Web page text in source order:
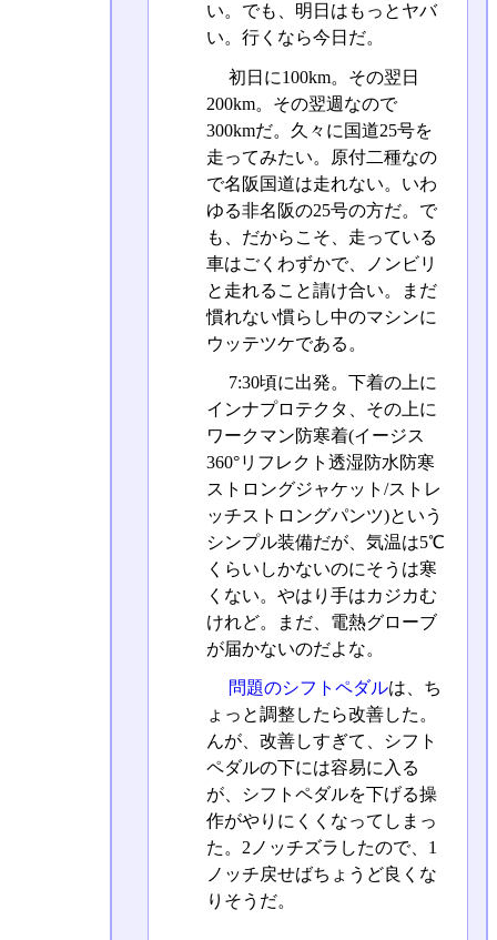
い。でも、明日はもっとヤバ
い。行くなら今日だ。
初日に100km。その翌日
200km。その翌週なので
300kmだ。久々に国道25号を
走ってみたい。原付二種なの
で名阪国道は走れない。いわ
ゆる非名阪の25号の方だ。で
も、だからこそ、走っている
車はごくわずかで、ノンビリ
と走れること請け合い。まだ
慣れない慣らし中のマシンに
ウッテツケである。
7:30頃に出発。下着の上に
インナプロテクタ、その上に
ワークマン防寒着(イージス
360°リフレクト透湿防水防寒
ストロングジャケット/ストレ
ッチストロングパンツ)という
シンプル装備だが、気温は5℃
くらいしかないのにそうは寒
くない。やはり手はカジカむ
けれど。まだ、電熱グローブ
が届かないのだよな。
問題のシフトペダルは、ち
ょっと調整したら改善した。
んが、改善しすぎて、シフト
ペダルの下には容易に入る
が、シフトペダルを下げる操
作がやりにくくなってしまっ
た。2ノッチズラしたので、1
ノッチ戻せばちょうど良くな
りそうだ。